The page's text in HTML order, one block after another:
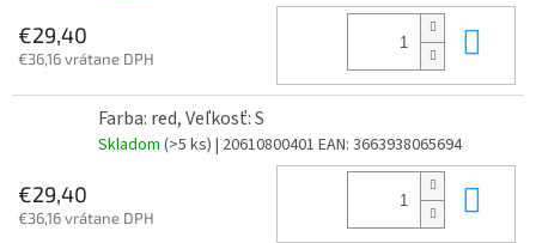
€29,40
€36,16 vrátane DPH
Farba: red, Veľkosť: S
Skladom (>5 ks) | 20610800401 EAN: 3663938065694
€29,40
€36,16 vrátane DPH